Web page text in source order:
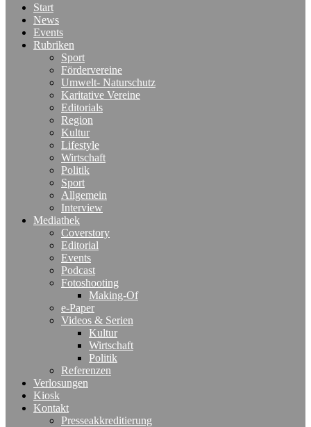
Start
News
Events
Rubriken
Sport
Fördervereine
Umwelt- Naturschutz
Karitative Vereine
Editorials
Region
Kultur
Lifestyle
Wirtschaft
Politik
Sport
Allgemein
Interview
Mediathek
Coverstory
Editorial
Events
Podcast
Fotoshooting
Making-Of
e-Paper
Videos & Serien
Kultur
Wirtschaft
Politik
Referenzen
Verlosungen
Kiosk
Kontakt
Presseakkreditierung